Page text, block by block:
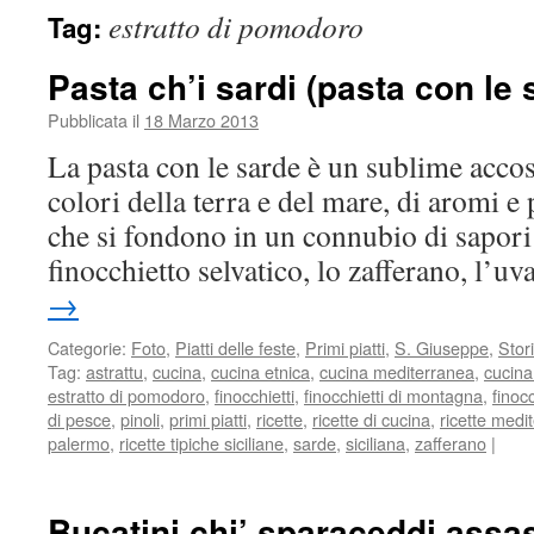
Tag: estratto di pomodoro
Pasta ch’i sardi (pasta con le
Pubblicata il 18 Marzo 2013
La pasta con le sarde è un sublime
colori della terra e del mare, di aromi
che si fondono in un connubio di
finocchietto selvatico, lo zafferano,
→
Categorie: Foto, Piatti delle feste, Primi piatti, S. Giuseppe,
Tag: astrattu, cucina, cucina etnica, cucina mediterranea,
estratto di pomodoro, finocchietti, finocchietti di montagna,
di pesce, pinoli, primi piatti, ricette, ricette di cucina, ricette
palermo, ricette tipiche siciliane, sarde, siciliana, zafferano |